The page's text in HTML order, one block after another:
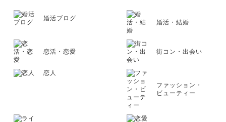
婚活ブログ
婚活・結婚
恋活・恋愛 街コン・出会い
恋人
ファッション・
ビューティー